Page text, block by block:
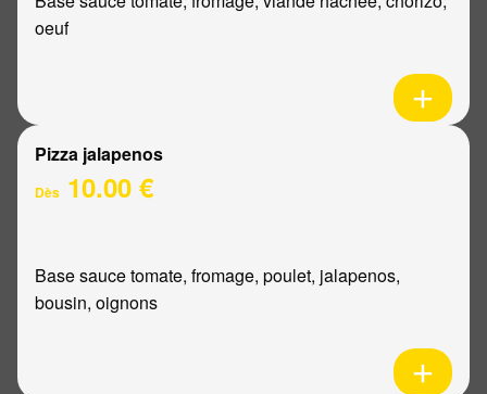
oeuf
Pizza jalapenos
Dès 10.00 €
Base sauce tomate, fromage, poulet, jalapenos,
bousin, oignons